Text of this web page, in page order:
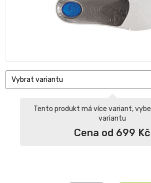
Vybrat variantu
Tento produkt má více variant,
variantu
Cena od 699 Kč